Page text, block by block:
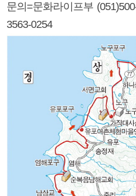
문의=문화라이프부
3563-0254